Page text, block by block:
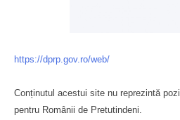
https://dprp.gov.ro/web/
Conținutul acestui site nu reprezintă
pentru Românii de Pretutindeni.